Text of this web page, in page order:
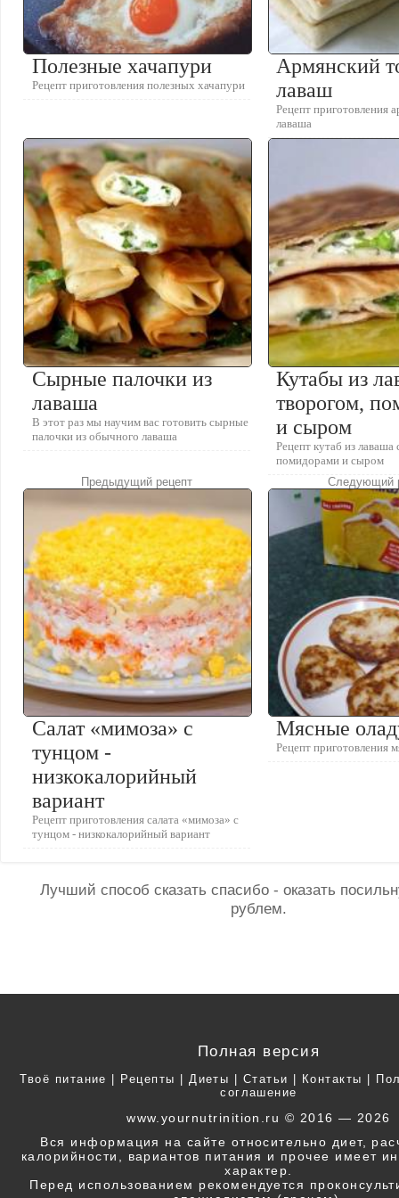
Полезные хачапури
Рецепт приготовления полезных хачапури
Армянский
лаваш
Рецепт приготовления
лаваша
Сырные палочки из
лаваша
В этот раз мы научим вас готовить сырные
палочки из обычного лаваша
Кутабы из
творогом,
и сыром
Рецепт кутаб из лаваша
помидорами и сыром
Предыдущий рецепт
Салат «мимоза» с
тунцом -
низкокалорийный
вариант
Рецепт приготовления салата «мимоза» с
тунцом - низкокалорийный вариант
Следующий
Мясные
Рецепт приготовления
Лучший способ сказать спасибо - оказать
рублем.
Полная версия
Твоё питание Рецепты Диеты Статьи Контакты
соглашение
www.yournutrinition.ru © 2016 — 2026
Вся информация на сайте относительно диет,
калорийности, вариантов питания и прочее имеет
характер.
Перед использованием рекомендуется